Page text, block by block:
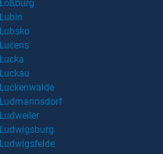
Loßburg
Lubin
Lubsko
Lucens
Lucka
Luckau
Luckenwalde
Ludmannsdorf
Ludweiler
Ludwigsburg
Ludwigsfelde